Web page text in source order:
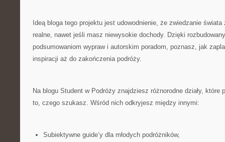
Ideą bloga tego projektu jest udowodnienie, że zwiedzanie
realne, nawet jeśli masz niewysokie dochody. Dzięki
podsumowaniom wypraw i autorskim poradom, poznasz, jak
inspiracji aż do zakończenia podróży.
Na blogu Student w Podróży znajdziesz różnorodne działy, które
to, czego szukasz. Wśród nich odkryjesz między innymi:
Subiektywne guide’y dla młodych podróżników,